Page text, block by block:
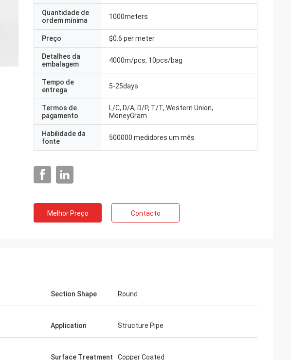
Telecomunicações de Huawei
Sim, nós compramos sempre o carro do
Quantidade de
ordem mínima
1000meters
Preço $0.6 per meter
Detalhes da
embalagem
4000m/pcs, 10pcs/bag
Tempo de
entrega
5-25days
Termos de
pagamento
L/C, D/A, D/P, T/T, Western Union,
MoneyGram
Habilidade da
fonte
500000 medidores um mês
Melhor Preço Contacto
Section Shape Round
Application Structure Pipe
Surface Treatment Copper Coated